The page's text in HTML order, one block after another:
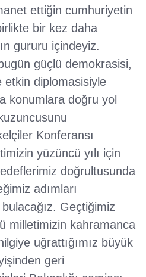
ettiğin cumhuriyetin
bir kez daha
gururu içindeyiz.
güçlü demokrasisi,
etkin diplomasisiyle
konumlara doğru yol
Konferansı
yüzüncü yılı için
doğrultusunda
adımları
Geçtiğimiz
milletimizin kahramanca
uğrattığımız büyük
geri